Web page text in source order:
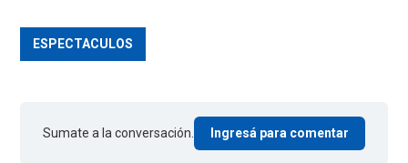
ESPECTACULOS
Sumate a la conversación. Ingresá para comentar